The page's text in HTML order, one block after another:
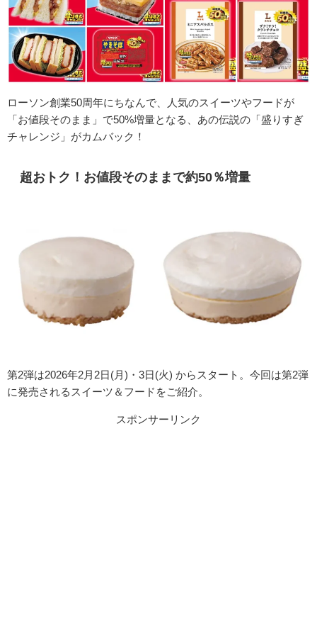
ローソン創業50周年にちなんで、人気のスイーツやフードが
「お値段そのまま」で50%増量となる、あの伝説の「盛りすぎ
チャレンジ」がカムバック！
超おトク！お値段そのままで約50％増量
第2弾は2026年2 月 2日 ( 月 ) ・ 3日 (火) からスタート。今回は第2弾
に発売されるスイーツ＆フードをご紹介。
スポンサーリンク